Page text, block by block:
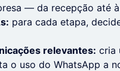
— da recepção até
para cada etapa,
relevantes: cria
o uso do WhatsApp a